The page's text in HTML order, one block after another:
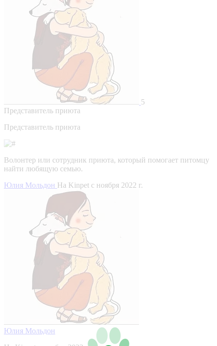
5
Представитель приюта
Представитель приюта
Волонтер или сотрудник приюта, который помогает питомцу
найти любящую семью.
Юлия Мольдон На Kinpet c ноября 2022 г.
Юлия Мольдон